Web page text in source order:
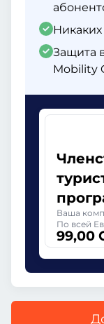
Защита
Mobility
Ваша
По всей
99,00